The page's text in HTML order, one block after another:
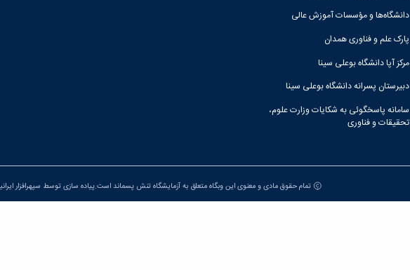
دانشگاه‌ها و مؤسسات آموزش عالی
پارک علم و فناوری همدان
مرکز آپا دانشگاه بوعلی سینا
دبیرستان پسرانه دانشگاه بوعلی سینا
سامانه پاسخگوئی به شکایات وزارت علوم،
تحقیقات و فناوری
تمام حقوق مادی و معنوی این وبگاه متعلق به آزمایشگاه تنش پسماند است.پیاده سازی توسط سپهرافزار